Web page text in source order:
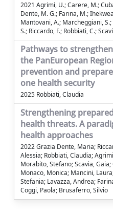
2021 Agrimi, U.; Carere, M.;
Dente, M. G.; Farina, M.;
Mantovani, A.; Marcheggiani,
S.; Riccardo, F.; Robbiati, C.;
Pathways to
the PanEuropean
prevention and
one health security
2025 Robbiati, Claudia
Strengthening
health threats. A
health approaches
2022 Grazia Dente, Maria;
Alessia; Robbiati, Claudia;
Morabito, Stefano; Scavia,
Monaco, Monica; Mancini,
Stefania; Lavazza, Andrea;
Coggi, Paola; Brusaferro, Silvio